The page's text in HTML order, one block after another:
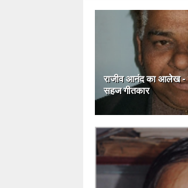
राजीव आनंद का आलेख -
सहज गीतकार